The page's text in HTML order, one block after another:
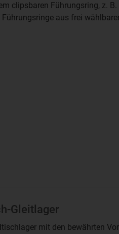
clipsbaren Führungsring, z.
aus frei
Gleitlager
mit den bewährten